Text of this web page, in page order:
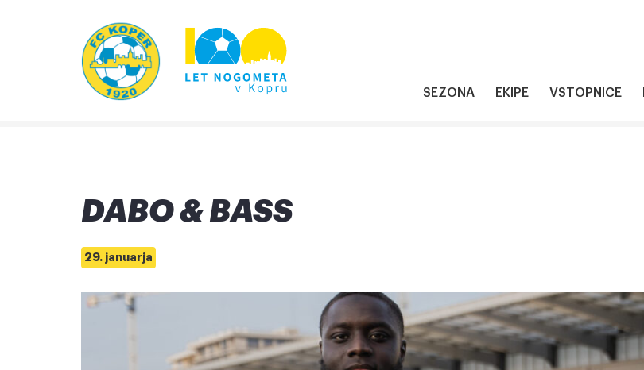
SEZONA EKIPE VSTOPNICE
DABO & BASS
29. januarja